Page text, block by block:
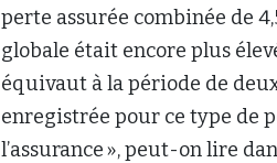
perte assurée combinée de
globale était encore plus
équivaut à la période de
enregistrée pour ce type de
l’assurance », peut-on lire